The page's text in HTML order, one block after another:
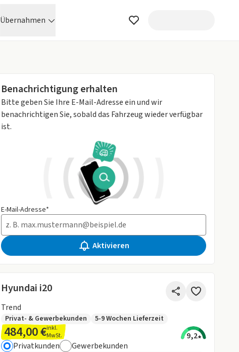
Übernahmen
Benachrichtigung erhalten
Bitte geben Sie Ihre E-Mail-Adresse ein und wir
benachrichtigen Sie, sobald das Fahrzeug wieder verfügbar
ist.
E-Mail-Adresse*
Aktivieren
Hyundai i20
Trend
Privat- & Gewerbekunden 5-9 Wochen Lieferzeit
484,00 €inkl.
MwSt.
9,2
Privatkunden
Gewerbekunden